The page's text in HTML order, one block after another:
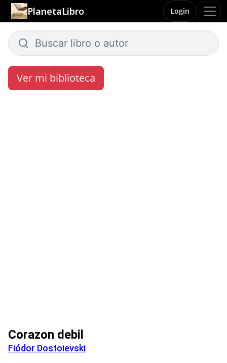
PlanetaLibro Login
Ver mi biblioteca
Corazon debil
Fiódor Dostoievski